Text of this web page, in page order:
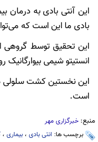
بادی ما این است که
این تحقیق توسط گروهی
انستیتو شیمی
این نخستین کشت سلولی
است.
منبع: خبرگزاری مهر
برچسب ها: انتی بادی ، بیماری ،